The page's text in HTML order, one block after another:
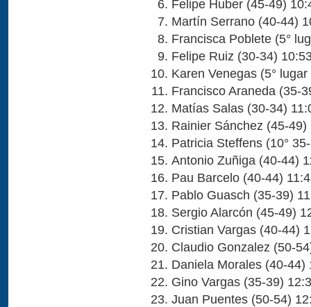
Felipe Huber (45-49)
Martín Serrano (40-44)
Francisca Poblete (5°
Felipe Ruiz (30-34)
Karen Venegas (5°
Francisco Araneda (35-
Matías Salas (30-34)
Rainier Sánchez (45-49)
Patricia Steffens (10°
Antonio Zuñiga (40-44)
Pau Barcelo (40-44)
Pablo Guasch (35-39)
Sergio Alarcón (45-49)
Cristian Vargas (40-44)
Claudio Gonzalez (50-
Daniela Morales (40-44)
Gino Vargas (35-39)
Juan Puentes (50-54)